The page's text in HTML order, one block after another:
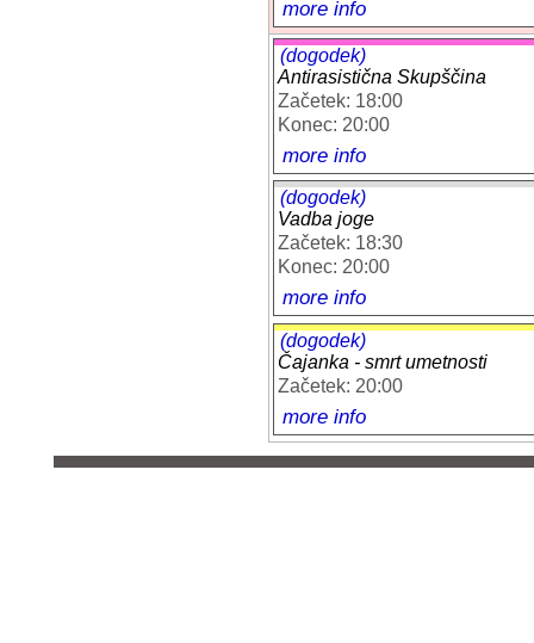
more info
(dogodek)
Antirasistična Skupščina
Začetek: 18:00
Konec: 20:00
more info
(dogodek)
Vadba joge
Začetek: 18:30
Konec: 20:00
more info
(dogodek)
Čajanka - smrt umetnosti
Začetek: 20:00
more info